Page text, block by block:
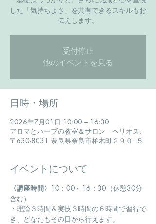
した「気持ちよさ」を共有できるスキルもお
伝えします。
受付停止
他のイベントを見る
日時・場所
2026年7月01日 10:00 – 16:30
アロマとハーブの教室＆サロン ヘリオス,
〒630-8031 奈良県奈良市柏木町２９０−５
イベントについて
〈講座時間〉 10：00～16：30（休憩30分
含む）
・理論３時間＆実技３時間の６時間で習得で
き、どなたもその日から行えます。